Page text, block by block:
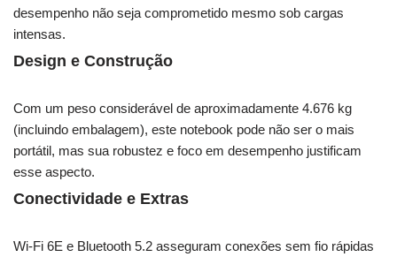
desempenho não seja comprometido mesmo sob cargas
intensas.
Design e Construção
Com um peso considerável de aproximadamente 4.676 kg
(incluindo embalagem), este notebook pode não ser o mais
portátil, mas sua robustez e foco em desempenho justificam
esse aspecto.
Conectividade e Extras
Wi-Fi 6E e Bluetooth 5.2 asseguram conexões sem fio rápidas